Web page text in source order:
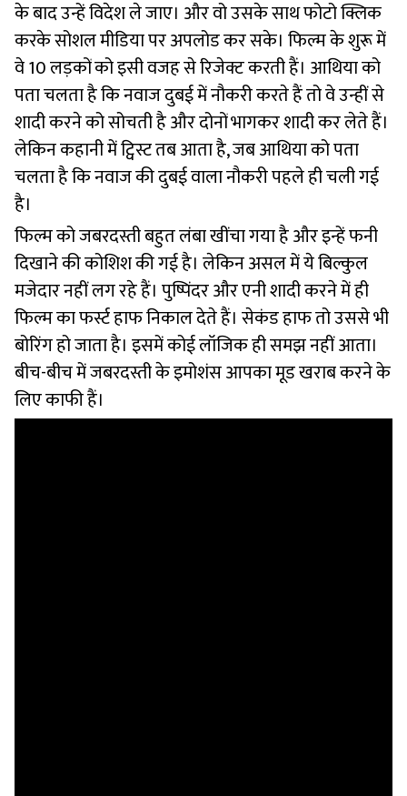
के बाद उन्हें विदेश ले जाए। और वो उसके साथ फोटो क्लिक
करके सोशल मीडिया पर अपलोड कर सके। फिल्म के शुरू में
वे 10 लड़कों को इसी वजह से रिजेक्ट करती हैं। आथिया को
पता चलता है कि नवाज दुबई में नौकरी करते हैं तो वे उन्हीं से
शादी करने को सोचती है और दोनों भागकर शादी कर लेते हैं।
लेकिन कहानी में ट्विस्ट तब आता है, जब आथिया को पता
चलता है कि नवाज की दुबई वाला नौकरी पहले ही चली गई
है।
फिल्म को जबरदस्ती बहुत लंबा खींचा गया है और इन्हें फनी
दिखाने की कोशिश की गई है। लेकिन असल में ये बिल्कुल
मजेदार नहीं लग रहे हैं। पुष्पिंदर और एनी शादी करने में ही
फिल्म का फर्स्ट हाफ निकाल देते हैं। सेकंड हाफ तो उससे भी
बोरिंग हो जाता है। इसमें कोई लॉजिक ही समझ नहीं आता।
बीच-बीच में जबरदस्ती के इमोशंस आपका मूड खराब करने के
लिए काफी हैं।